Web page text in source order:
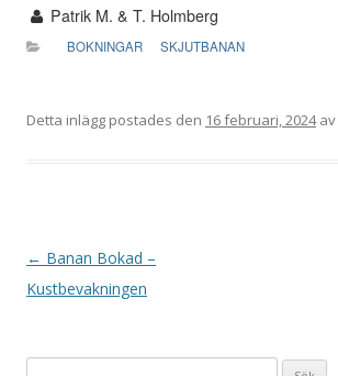
Patrik M. & T. Holmberg
BOKNINGAR SKJUTBANAN
Detta inlägg postades den 16 februari, 2024av
I
n
← Banan Bokad –
Kustbevakningen